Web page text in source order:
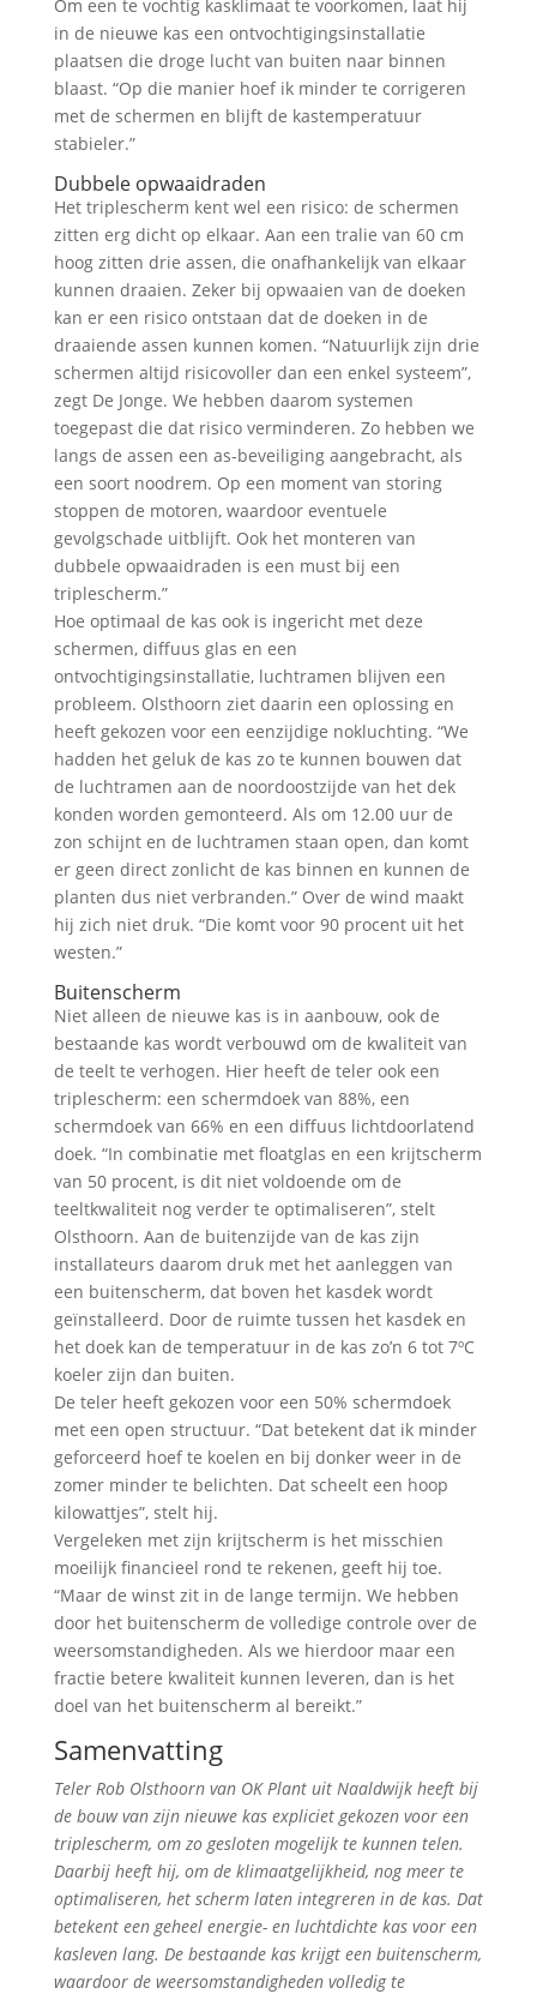
Om een te vochtig kasklimaat te voorkomen, laat hij
in de nieuwe kas een ontvochtigingsinstallatie
plaatsen die droge lucht van buiten naar binnen
blaast. “Op die manier hoef ik minder te corrigeren
met de schermen en blijft de kastemperatuur
stabieler.”
Dubbele opwaaidraden
Het triplescherm kent wel een risico: de schermen
zitten erg dicht op elkaar. Aan een tralie van 60 cm
hoog zitten drie assen, die onafhankelijk van elkaar
kunnen draaien. Zeker bij opwaaien van de doeken
kan er een risico ontstaan dat de doeken in de
draaiende assen kunnen komen. “Natuurlijk zijn drie
schermen altijd risicovoller dan een enkel systeem”,
zegt De Jonge. We hebben daarom systemen
toegepast die dat risico verminderen. Zo hebben we
langs de assen een as-beveiliging aangebracht, als
een soort noodrem. Op een moment van storing
stoppen de motoren, waardoor eventuele
gevolgschade uitblijft. Ook het monteren van
dubbele opwaaidraden is een must bij een
triplescherm.”
Hoe optimaal de kas ook is ingericht met deze
schermen, diffuus glas en een
ontvochtigingsinstallatie, luchtramen blijven een
probleem. Olsthoorn ziet daarin een oplossing en
heeft gekozen voor een eenzijdige nokluchting. “We
hadden het geluk de kas zo te kunnen bouwen dat
de luchtramen aan de noordoostzijde van het dek
konden worden gemonteerd. Als om 12.00 uur de
zon schijnt en de luchtramen staan open, dan komt
er geen direct zonlicht de kas binnen en kunnen de
planten dus niet verbranden.” Over de wind maakt
hij zich niet druk. “Die komt voor 90 procent uit het
westen.”
Buitenscherm
Niet alleen de nieuwe kas is in aanbouw, ook de
bestaande kas wordt verbouwd om de kwaliteit van
de teelt te verhogen. Hier heeft de teler ook een
triplescherm: een schermdoek van 88%, een
schermdoek van 66% en een diffuus lichtdoorlatend
doek. “In combinatie met floatglas en een krijtscherm
van 50 procent, is dit niet voldoende om de
teeltkwaliteit nog verder te optimaliseren”, stelt
Olsthoorn. Aan de buitenzijde van de kas zijn
installateurs daarom druk met het aanleggen van
een buitenscherm, dat boven het kasdek wordt
geïnstalleerd. Door de ruimte tussen het kasdek en
het doek kan de temperatuur in de kas zo’n 6 tot 7ºC
koeler zijn dan buiten.
De teler heeft gekozen voor een 50% schermdoek
met een open structuur. “Dat betekent dat ik minder
geforceerd hoef te koelen en bij donker weer in de
zomer minder te belichten. Dat scheelt een hoop
kilowattjes”, stelt hij.
Vergeleken met zijn krijtscherm is het misschien
moeilijk financieel rond te rekenen, geeft hij toe.
“Maar de winst zit in de lange termijn. We hebben
door het buitenscherm de volledige controle over de
weersomstandigheden. Als we hierdoor maar een
fractie betere kwaliteit kunnen leveren, dan is het
doel van het buitenscherm al bereikt.”
Samenvatting
Teler Rob Olsthoorn van OK Plant uit Naaldwijk heeft bij
de bouw van zijn nieuwe kas expliciet gekozen voor een
triplescherm, om zo gesloten mogelijk te kunnen telen.
Daarbij heeft hij, om de klimaatgelijkheid, nog meer te
optimaliseren, het scherm laten integreren in de kas. Dat
betekent een geheel energie- en luchtdichte kas voor een
kasleven lang. De bestaande kas krijgt een buitenscherm,
waardoor de weersomstandigheden volledig te